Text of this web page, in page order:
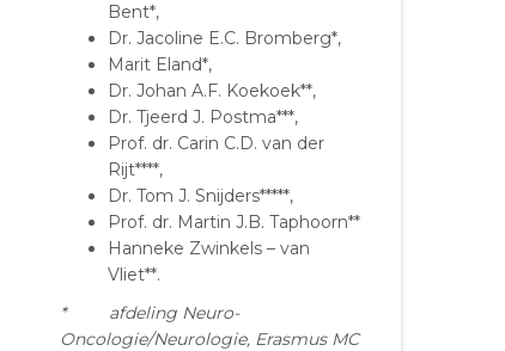
Bent*,
Dr. Jacoline E.C. Bromberg*,
Marit Eland*,
Dr. Johan A.F. Koekoek**,
Dr. Tjeerd J. Postma***,
Prof. dr. Carin C.D. van der
Rijt****,
Dr. Tom J. Snijders*****,
Prof. dr. Martin J.B. Taphoorn**
Hanneke Zwinkels – van
Vliet**.
* afdeling Neuro-
Oncologie/Neurologie, Erasmus MC